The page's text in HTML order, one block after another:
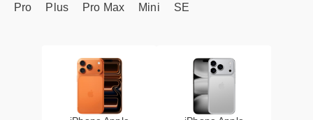
Pro Plus Pro Max Mini SE